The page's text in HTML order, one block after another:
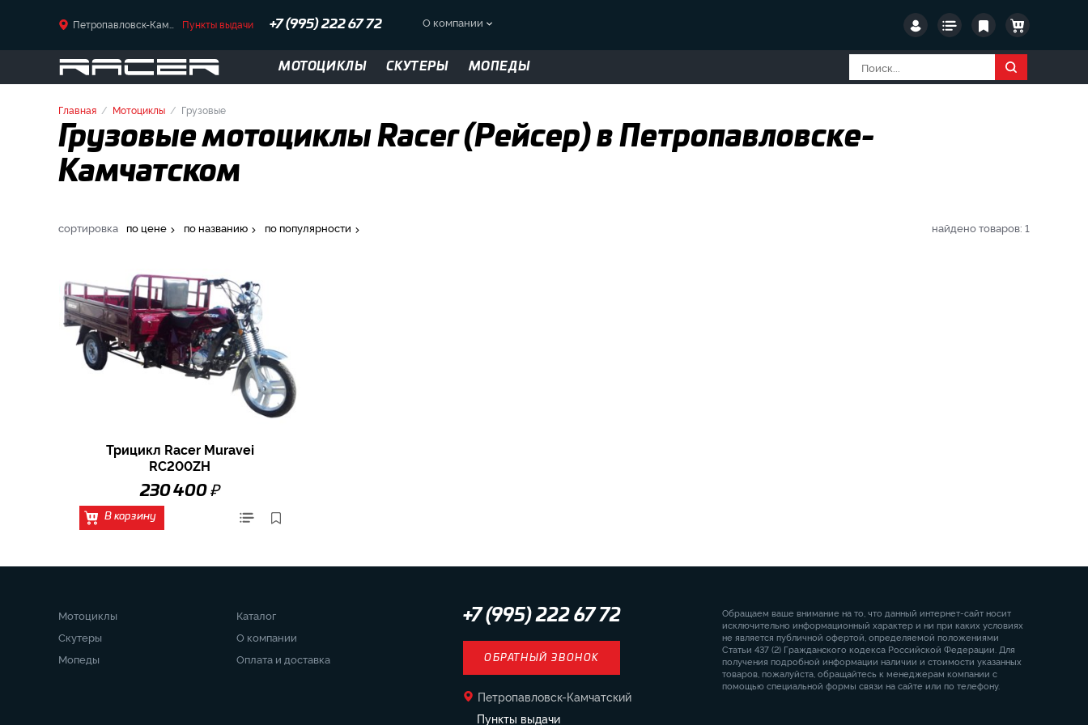
Пункты выдачи +7 (995) 222 67 72 О компании
МОТОЦИКЛЫ СКУТЕРЫ МОПЕДЫ
Главная Мотоциклы Грузовые
Грузовые мотоциклы Racer (Рейсер) в Петропавловске-
Камчатском
сортировка по цене по названию по популярности найдено товаров: 1
Трицикл Racer Muravei
RC200ZH
230 400 ₽
В корзину
Мотоциклы
Скутеры
Мопеды
Каталог
О компании
Оплата и доставка
+7 (995) 222 67 72
ОБРАТНЫЙ ЗВОНОК
Петропавловск-Камчатский
Пункты выдачи
Обращаем ваше внимание на то, что данный интернет-сайт носит
исключительно информационный характер и ни при каких условиях
не является публичной офертой, определяемой положениями
Статьи 437 (2) Гражданского кодекса Российской Федерации. Для
получения подробной информации наличии и стоимости указанных
товаров, пожалуйста, обращайтесь к менеджерам компании с
помощью специальной формы связи на сайте или по телефону.